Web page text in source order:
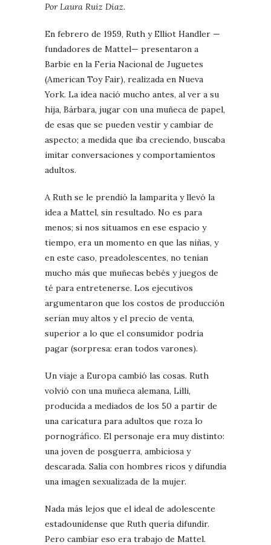
Por Laura Ruiz Díaz.
En febrero de 1959, Ruth y Elliot Handler —
fundadores de Mattel— presentaron a
Barbie en la Feria Nacional de Juguetes
(American Toy Fair), realizada en Nueva
York. La idea nació mucho antes, al ver a su
hija, Bárbara, jugar con una muñeca de papel,
de esas que se pueden vestir y cambiar de
aspecto; a medida que iba creciendo, buscaba
imitar conversaciones y comportamientos
adultos.
A Ruth se le prendió la lamparita y llevó la
idea a Mattel, sin resultado. No es para
menos; si nos situamos en ese espacio y
tiempo, era un momento en que las niñas, y
en este caso, preadolescentes, no tenían
mucho más que muñecas bebés y juegos de
té para entretenerse. Los ejecutivos
argumentaron que los costos de producción
serían muy altos y el precio de venta,
superior a lo que el consumidor podría
pagar (sorpresa: eran todos varones).
Un viaje a Europa cambió las cosas. Ruth
volvió con una muñeca alemana, Lilli,
producida a mediados de los 50 a partir de
una caricatura para adultos que roza lo
pornográfico. El personaje era muy distinto:
una joven de posguerra, ambiciosa y
descarada. Salía con hombres ricos y difundía
una imagen sexualizada de la mujer.
Nada más lejos que el ideal de adolescente
estadounidense que Ruth quería difundir.
Pero cambiar eso era trabajo de Mattel.